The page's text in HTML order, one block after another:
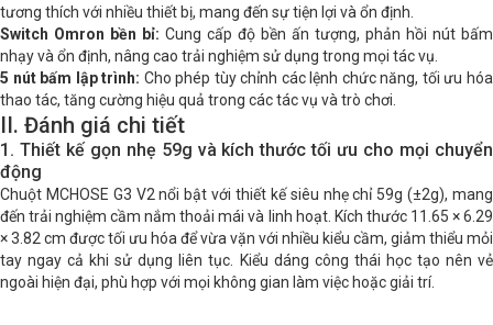
tương thích với nhiều thiết bị, mang đến sự tiện lợi và ổn định.
Switch Omron bền bỉ: Cung cấp độ bền ấn tượng, phản hồi nút bấm
nhạy và ổn định, nâng cao trải nghiệm sử dụng trong mọi tác vụ.
5 nút bấm lập trình: Cho phép tùy chỉnh các lệnh chức năng, tối ưu hóa
thao tác, tăng cường hiệu quả trong các tác vụ và trò chơi.
II. Đánh giá chi tiết
1. Thiết kế gọn nhẹ 59g và kích thước tối ưu cho mọi chuyển
động
Chuột MCHOSE G3 V2 nổi bật với thiết kế siêu nhẹ chỉ 59g (±2g), mang
đến trải nghiệm cầm nắm thoải mái và linh hoạt. Kích thước 11.65 × 6.29
× 3.82 cm được tối ưu hóa để vừa vặn với nhiều kiểu cầm, giảm thiểu mỏi
tay ngay cả khi sử dụng liên tục. Kiểu dáng công thái học tạo nên vẻ
ngoài hiện đại, phù hợp với mọi không gian làm việc hoặc giải trí.